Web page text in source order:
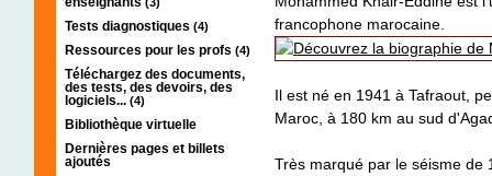
Tests diagnostiques (4)
Ressources pour les profs (4)
Téléchargez des documents,
des tests, des devoirs, des
logiciels... (4)
Bibliothèque virtuelle
Dernières pages et billets
ajoutés
francophone marocaine.
Il est né en 1941 à Tafraout,
Maroc, à 180 km au sud
Très marqué par le séisme de